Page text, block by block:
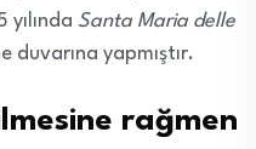
yılında Santa Maria delle
duvarına yapmıştır.
rağmen